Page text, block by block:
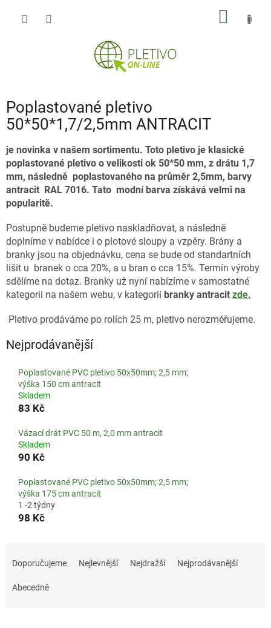
Poplastované pletivo
50*50*1,7/2,5mm ANTRACIT
je novinka v našem sortimentu. Toto pletivo je klasické
poplastované pletivo o velikosti ok 50*50 mm, z drátu 1,7
mm, následně poplastovaného na průměr 2,5mm, barvy
antracit RAL 7016. Tato modní barva získává velmi na
popularitě.
Postupně budeme pletivo naskladňovat, a následně
doplníme v nabídce i o plotové sloupy a vzpěry. Brány a
branky jsou na objednávku, cena se bude od standartních
lišit u branek o cca 20%, a u bran o cca 15%. Termín výroby
sdělíme na dotaz. Branky už nyní nabízíme v samostatné
kategorii na našem webu, v kategorii branky antracit zde.
Pletivo prodáváme po rolích 25 m, pletivo nerozměřujeme.
Nejprodávanější
Poplastované PVC pletivo 50x50mm; 2,5 mm;
výška 150 cm antracit
Skladem
83 Kč
Vázací drát PVC 50 m, 2,0 mm antracit
Skladem
90 Kč
Poplastované PVC pletivo 50x50mm; 2,5 mm;
výška 175 cm antracit
1 -2 týdny
98 Kč
Doporučujeme Nejlevnější Nejdražší Nejprodávanější
Abecedně